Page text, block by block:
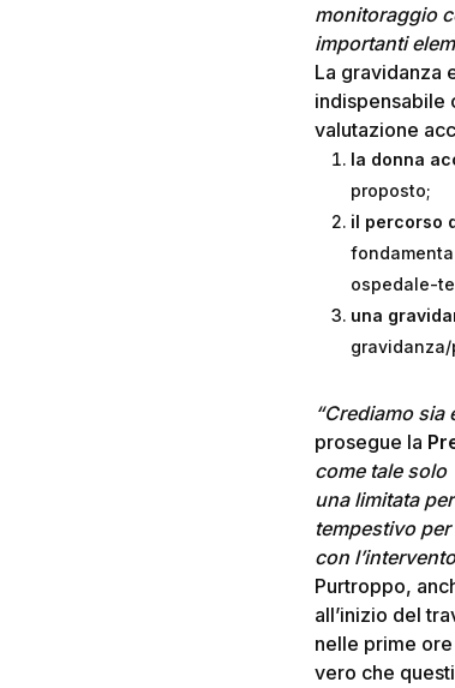
monitoraggio
importanti
La gravidanza
indispensabile
valutazione
la donna
proposto;
il percorso
ospedale-
una
“Crediamo
prosegue la
come tale
una limitata
tempestivo
con
Purtroppo,
all’inizio del
nelle prime
vero che